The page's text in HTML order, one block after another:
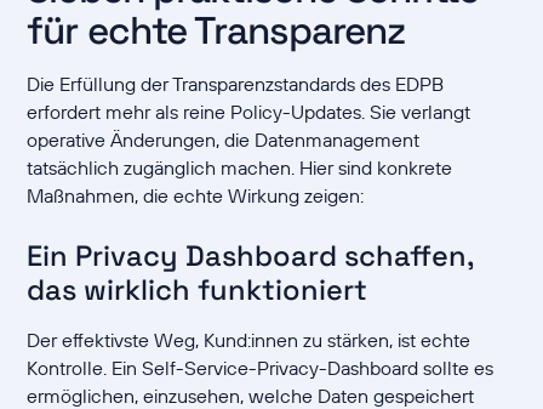
für echte Transparenz
Die Erfüllung der Transparenzstandards des EDPB
erfordert mehr als reine Policy-Updates. Sie verlangt
operative Änderungen, die Datenmanagement
tatsächlich zugänglich machen. Hier sind konkrete
Maßnahmen, die echte Wirkung zeigen:
Ein Privacy Dashboard schaffen,
das wirklich funktioniert
Der effektivste Weg, Kund:innen zu stärken, ist echte
Kontrolle. Ein Self-Service-Privacy-Dashboard sollte es
ermöglichen, einzusehen, welche Daten gespeichert